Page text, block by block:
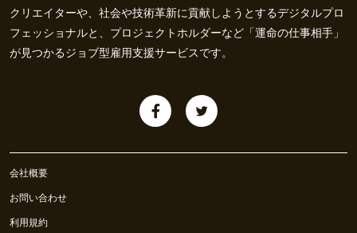
クリエイターや、社会や技術革新に貢献しようとするデジタルプロ
フェッショナルと、プロジェクトホルダーなど「運命の仕事相手」
が見つかるジョブ型雇用支援サービスです。
会社概要
お問い合わせ
利用規約